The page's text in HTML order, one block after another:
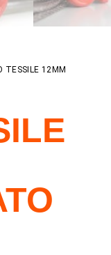
TESSILE 12MM